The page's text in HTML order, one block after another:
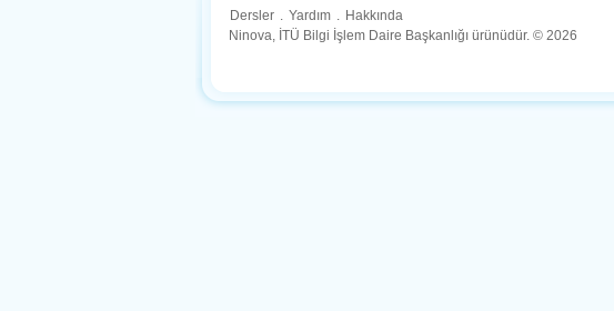
Dersler . Yardım . Hakkında
Ninova, İTÜ Bilgi İşlem Daire Başkanlığı ürünüdür. © 2026